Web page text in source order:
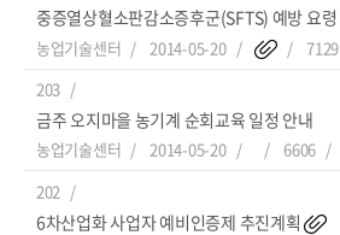
중증열상혈소판감소증후군(SFTS) 예방 요령
농업기술센터 2014-05-20
7129
203
금주 오지마을 농기계 순회교육 일정 안내
농업기술센터 2014-05-20
6606
202
6차산업화 사업자 예비인증제 추진계획